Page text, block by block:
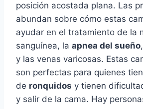
posición acostada plana. Las
abundan sobre cómo estas
ayudar en el tratamiento de la
sanguínea, la apnea del sueño
y las venas varicosas. Estas
son perfectas para quienes
de ronquidos y tienen
y salir de la cama. Hay